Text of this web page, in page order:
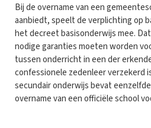
Bij de overname van een
aanbiedt, speelt de verplichting op
het decreet basisonderwijs mee.
nodige garanties moeten worden
tussen onderricht in een der
confessionele zedenleer verzekerd
secundair onderwijs bevat
overname van een officiële school